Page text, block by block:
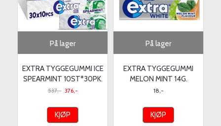
På lager
EXTRA TYGGEGUMMI ICE
SPEARMINT 10ST*30PK.
537,- 376,-
KJØP
På lager
EXTRA TYGGEGUMMI
MELON MINT 14G.
18,-
KJØP